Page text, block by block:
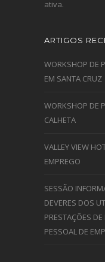
ativa.
ARTIGOS
WORKSHOP DE
EM SANTA CRUZ
WORKSHOP DE
CALHETA
VALLEY VIEW
EMPREGO
SESSÃO
DEVERES DOS
PRESTAÇÕES
PESSOAL DE